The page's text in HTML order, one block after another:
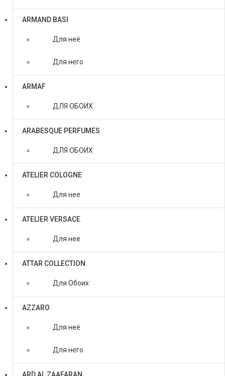
ARMAND BASI
Для неё
Для него
ARMAF
ДЛЯ ОБОИХ
ARABESQUE PERFUMES
ДЛЯ ОБОИХ
ATELIER COLOGNE
Для нее
ATELIER VERSACE
Для нее
ATTAR COLLECTION
Для Обоих
AZZARO
Для неё
Для него